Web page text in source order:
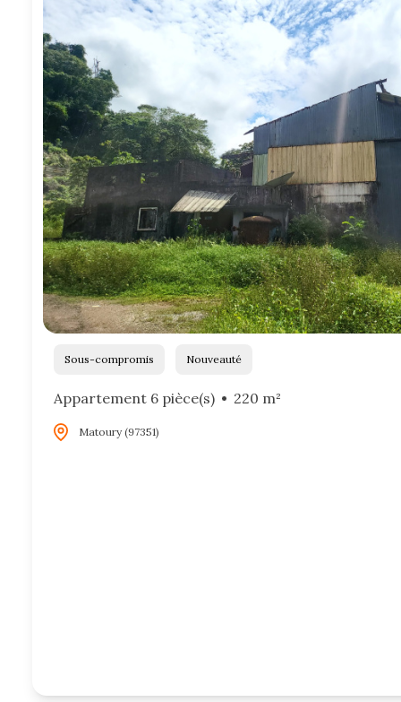
Sous-compromis Nouveauté
Appartement 6 pièce(s) 220 m²
Matoury (97351)